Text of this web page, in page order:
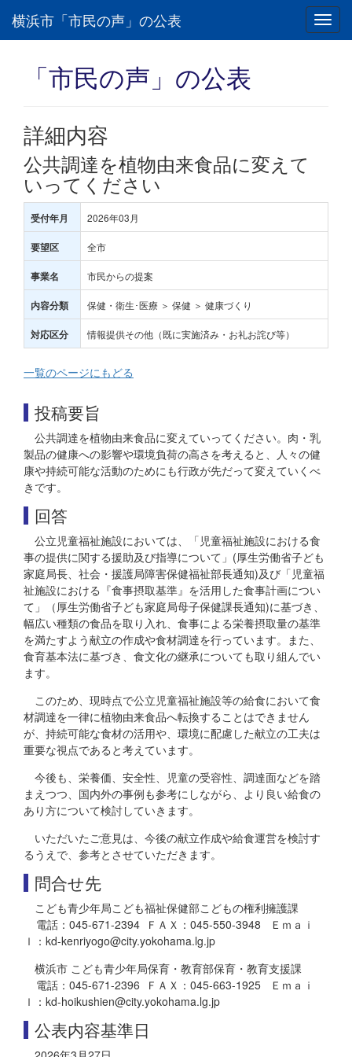
横浜市「市民の声」の公表
「市民の声」の公表
詳細内容
公共調達を植物由来食品に変えて
いってください
受付年月 2026年03月
要望区 全市
事業名 市民からの提案
内容分類 保健・衛生･医療 ＞ 保健 ＞ 健康づくり
対応区分 情報提供その他（既に実施済み・お礼お詫び等）
一覧のページにもどる
投稿要旨
公共調達を植物由来食品に変えていってください。肉・乳
製品の健康への影響や環境負荷の高さを考えると、人々の健
康や持続可能な活動のためにも行政が先だって変えていくべ
きです。
回答
公立児童福祉施設においては、「児童福祉施設における食
事の提供に関する援助及び指導について」(厚生労働省子ども
家庭局長、社会・援護局障害保健福祉部長通知)及び「児童福
祉施設における『食事摂取基準』を活用した食事計画につい
て」（厚生労働省子ども家庭局母子保健課長通知)に基づき、
幅広い種類の食品を取り入れ、食事による栄養摂取量の基準
を満たすよう献立の作成や食材調達を行っています。また、
食育基本法に基づき、食文化の継承についても取り組んでい
ます。
このため、現時点で公立児童福祉施設等の給食において食
材調達を一律に植物由来食品へ転換することはできません
が、持続可能な食材の活用や、環境に配慮した献立の工夫は
重要な視点であると考えています。
今後も、栄養価、安全性、児童の受容性、調達面などを踏
まえつつ、国内外の事例も参考にしながら、より良い給食の
あり方について検討していきます。
いただいたご意見は、今後の献立作成や給食運営を検討す
るうえで、参考とさせていただきます。
問合せ先
こども青少年局こども福祉保健部こどもの権利擁護課
電話：045-671-2394 ＦＡＸ：045-550-3948 Ｅｍａｉ
ｌ：kd-kenriyogo@city.yokohama.lg.jp
横浜市 こども青少年局保育・教育部保育・教育支援課
電話：045-671-2396 ＦＡＸ：045-663-1925 Ｅｍａｉ
ｌ：kd-hoikushien@city.yokohama.lg.jp
公表内容基準日